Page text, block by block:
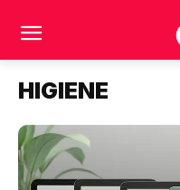
HIGIENE